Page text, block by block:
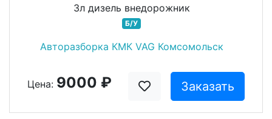
3л дизель внедорожник
Б/У
Авторазборка КМК VAG Комсомольск
Цена: 9000 ₽ Заказать